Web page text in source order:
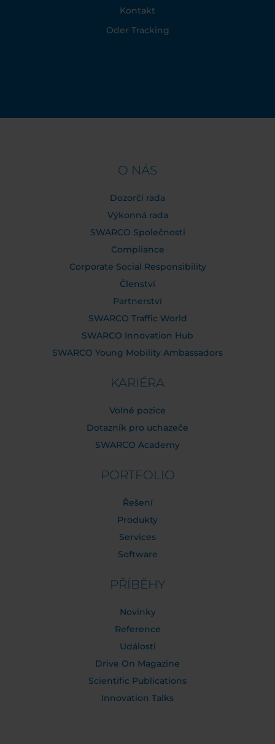
Kontakt
Oder Tracking
O NÁS
Dozorčí rada
Výkonná rada
SWARCO Společnosti
Compliance
Corporate Social Responsibility
Členství
Partnerství
SWARCO Traffic World
SWARCO Innovation Hub
SWARCO Young Mobility Ambassadors
KARIÉRA
Volné pozice
Dotazník pro uchazeče
SWARCO Academy
PORTFOLIO
Řešení
Produkty
Services
Software
PŘÍBĚHY
Novinky
Reference
Události
Drive On Magazine
Scientific Publications
Innovation Talks